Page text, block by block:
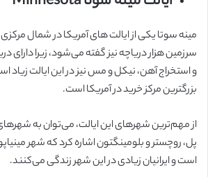
مینه سوتا یکی از ایالت های آمریکا در شمال
سرزمین هزار دریاچه نیز گفته می‌شود، زیرا
و استخراج آهن، نیکل و مس نیز در این ایالت زیاد
بزرگترین مرکز خرید در آمریکا است.
از مهم‌ترین شهرهای این ایالت، می‌توان به
پل، روچستر و بلومینگتون اشاره کرد که شهر
است و ایرانیان زیادی در این شهر زندگی می‌کنند.